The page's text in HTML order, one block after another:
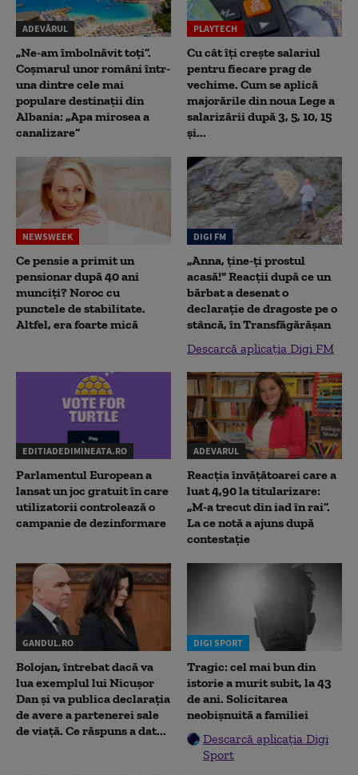
ADEVĂRUL
„Ne-am îmbolnăvit toți”.
Coșmarul unor români într-
una dintre cele mai
populare destinații din
Albania: „Apa mirosea a
canalizare”
PLAYTECH
Cu cât îți crește salariul
pentru fiecare prag de
vechime. Cum se aplică
majorările din noua Lege a
salarizării după 3, 5, 10, 15
și...
NEWSWEEK
Ce pensie a primit un
pensionar după 40 ani
munciți? Noroc cu
punctele de stabilitate.
Altfel, era foarte mică
DIGI FM
„Anna, ţine-ţi prostul
acasă!" Reacţii după ce un
bărbat a desenat o
declaraţie de dragoste pe o
stâncă, în Transfăgărăşan
Descarcă aplicația Digi FM
EDITIADEDIMINEATA.RO
Parlamentul European a
lansat un joc gratuit în care
utilizatorii controlează o
campanie de dezinformare
ADEVARUL
Reacția învățătoarei care a
luat 4,90 la titularizare:
„M-a trecut din iad în rai”.
La ce notă a ajuns după
contestație
GANDUL.RO
Bolojan, întrebat dacă va
lua exemplul lui Nicușor
Dan și va publica declarația
de avere a partenerei sale
de viață. Ce răspuns a dat...
DIGI SPORT
Tragic: cel mai bun din
istorie a murit subit, la 43
de ani. Solicitarea
neobișnuită a familiei
Descarcă aplicația Digi
Sport